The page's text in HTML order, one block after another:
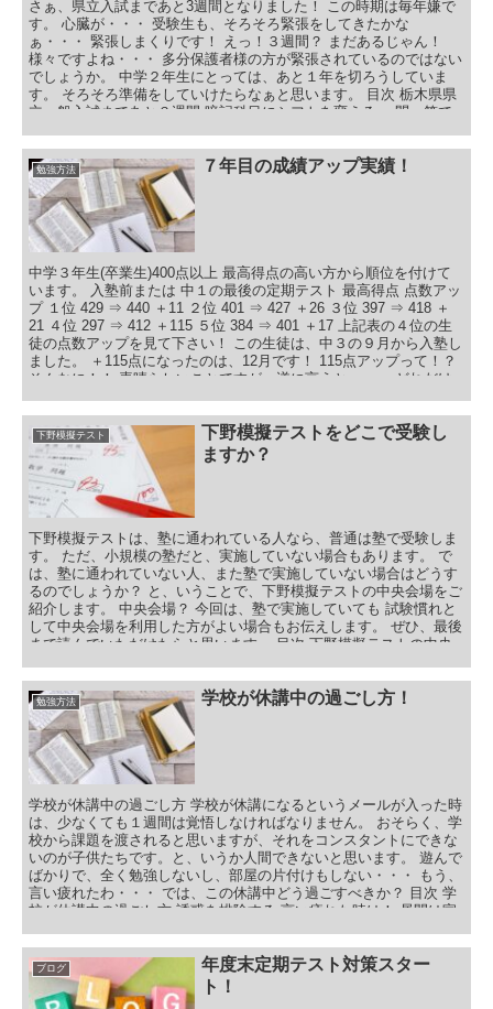
さぁ、県立入試まであと3週間となりました！ この時期は毎年嫌で
す。 心臓が・・・ 受験生も、そろそろ緊張をしてきたかな
ぁ・・・ 緊張しまくりです！ えっ！３週間？ まだあるじゃん！
様々ですよね・・・ 多分保護者様の方が緊張されているのではない
でしょうか。 中学２年生にとっては、あと１年を切ろうしていま
す。 そろそろ準備をしていけたらなぁと思います。 目次 栃木県県
立一般入試まであと３週間 暗記科目にシフトを変える 一問一答で
実力テストまであと３週間 実力テストの対策方法 まとめ
勉強方法 ７年目の成績アップ実績！
中学３年生(卒業生)400点以上 最高得点の高い方から順位を付けて
います。 入塾前または 中１の最後の定期テスト 最高得点 点数アッ
プ １位 429 ⇒ 440 ＋11 ２位 401 ⇒ 427 ＋26 ３位 397 ⇒ 418 ＋
21 ４位 297 ⇒ 412 ＋115 ５位 384 ⇒ 401 ＋17 上記表の４位の生
徒の点数アップを見て下さい！ この生徒は、中３の９月から入塾し
ました。 ＋115点になったのは、12月です！ 115点アップって！？
そんなに！！ 素晴らしいことですが、逆に言うと・・・ どれだけ
これだけのスペックを持っているのに・・・ 定期テスト、実力テス
ト、入試と テストはつながっています！ 定期テストを積み重ねる
ことで、実力テストや模擬試験に反映されます！ 実力テストや模擬
試験を積み重ねることで、入試に反映されます！ なので、中３の途
中から改善されても、志望校を直ぐに変えることは難しく、今まで
の全てを復習していく努力が必要になります。
下野模擬テスト
下野模擬テストをどこで受験し
ますか？
下野模擬テストは、塾に通われている人なら、普通は塾で受験しま
す。 ただ、小規模の塾だと、実施していない場合もあります。 で
は、塾に通われていない人、また塾で実施していない場合はどうす
るのでしょうか？ と、いうことで、下野模擬テストの中央会場をご
紹介します。 中央会場？ 今回は、塾で実施していても 試験慣れと
して中央会場を利用した方がよい場合もお伝えします。 ぜひ、最後
まで読んでいただけたらと思います。 目次 下野模擬テストの中央
会場の受験料 下野模擬テスト中央会場の当日 注意事項 下野模擬テ
スト中央会場のメリット 下野模擬テスト中央会場のデメリット 下
野模擬テストをどこで受験しますか？まとめ 高校生も外部模試を！
勉強方法 学校が休講中の過ごし方！
学校が休講中の過ごし方 学校が休講になるというメールが入った時
は、少なくても１週間は覚悟しなければなりません。 おそらく、学
校から課題を渡されると思いますが、それをコンスタントにできな
いのが子供たちです。と、いうか人間できないと思います。 遊んで
ばかりで、全く勉強しないし、部屋の片付けもしない・・・ もう、
言い疲れたわ・・・ では、この休講中どう過ごすべきか？ 目次 学
校が休講中の過ごし方 誘惑を排除する 言い疲れた時は！ 昼間は家
とめ
ブログ
年度末定期テスト対策スター
ト！